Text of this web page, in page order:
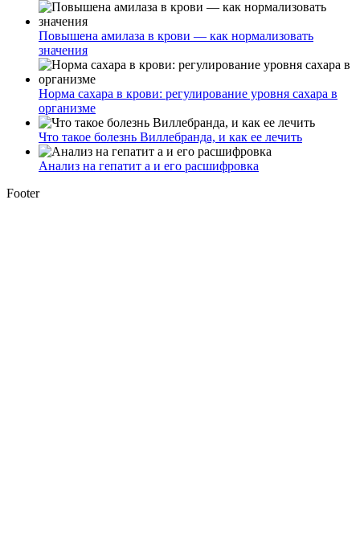
Повышена амилаза в крови — как нормализовать
значения
Норма сахара в крови: регулирование уровня сахара в
организме
Что такое болезнь Виллебранда, и как ее лечить
Анализ на гепатит а и его расшифровка
Footer